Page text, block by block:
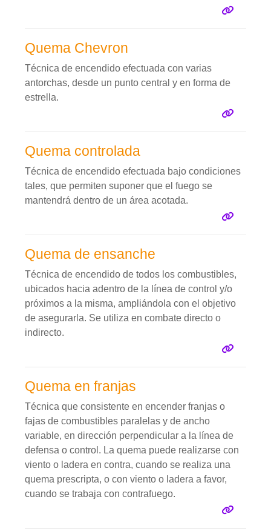
Quema Chevron
Técnica de encendido efectuada con varias
antorchas, desde un punto central y en forma de
estrella.
Quema controlada
Técnica de encendido efectuada bajo condiciones
tales, que permiten suponer que el fuego se
mantendrá dentro de un área acotada.
Quema de ensanche
Técnica de encendido de todos los combustibles,
ubicados hacia adentro de la línea de control y/o
próximos a la misma, ampliándola con el objetivo
de asegurarla. Se utiliza en combate directo o
indirecto.
Quema en franjas
Técnica que consistente en encender franjas o
fajas de combustibles paralelas y de ancho
variable, en dirección perpendicular a la línea de
defensa o control. La quema puede realizarse con
viento o ladera en contra, cuando se realiza una
quema prescripta, o con viento o ladera a favor,
cuando se trabaja con contrafuego.